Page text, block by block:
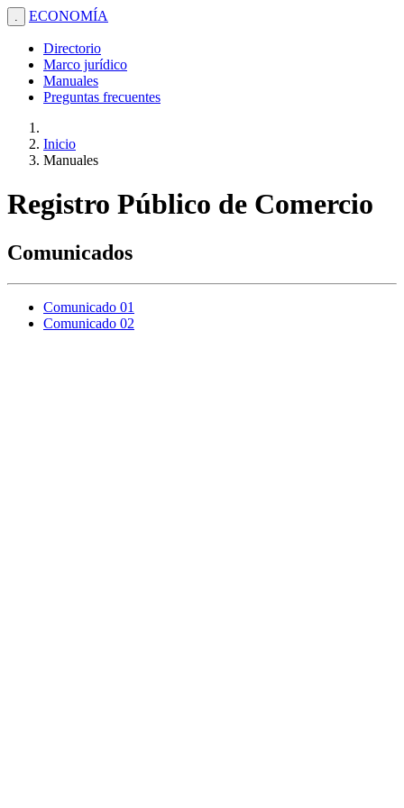
. ECONOMÍA
Directorio
Marco jurídico
Manuales
Preguntas frecuentes
Inicio
Manuales
Registro Público de Comercio
Comunicados
Comunicado 01
Comunicado 02